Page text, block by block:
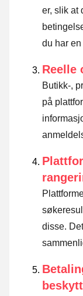
er, slik at
du har
Reelle
Butikk-,
på
disse.